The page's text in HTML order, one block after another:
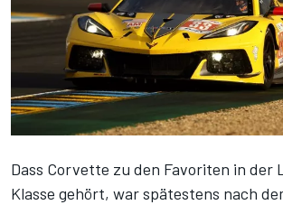
Dass Corvette zu den Favoriten in der
Klasse gehört, war spätestens nach